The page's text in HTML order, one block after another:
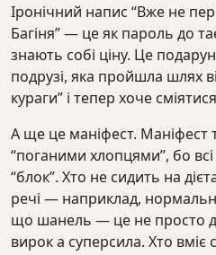
Іронічний напис “Вже не
Багіня” — це як пароль до
знають собі ціну. Це
подрузі, яка пройшла шлях
кураги” і тепер хоче
А ще це маніфест. Маніфест
“поганими хлопцями”, бо
“блок”. Хто не сидить на
речі — наприклад,
що шанель — це не просто
вирок а суперсила. Хто вміє